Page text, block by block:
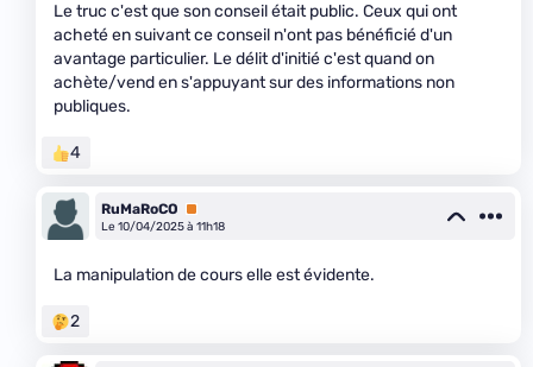
Le truc c'est que son conseil était public. Ceux qui ont
acheté en suivant ce conseil n'ont pas bénéficié d'un
avantage particulier. Le délit d'initié c'est quand on
achète/vend en s'appuyant sur des informations non
publiques.
4
RuMaRoCO
Premium
Le 10/04/2025 à 11h18
La manipulation de cours elle est évidente.
2